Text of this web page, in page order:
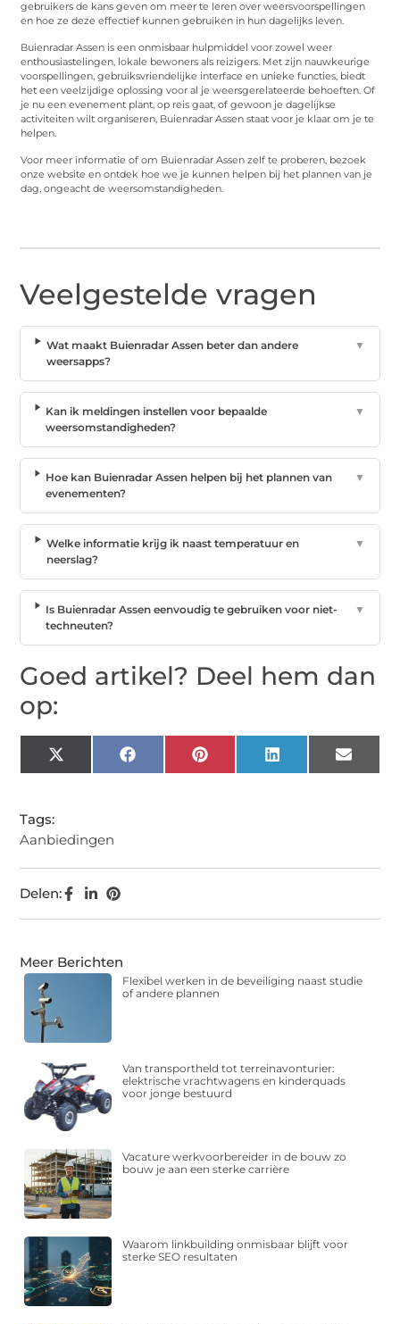
gebruikers de kans geven om meer te leren over weersvoorspellingen
en hoe ze deze effectief kunnen gebruiken in hun dagelijks leven.
Buienradar Assen is een onmisbaar hulpmiddel voor zowel weer
enthousiastelingen, lokale bewoners als reizigers. Met zijn nauwkeurige
voorspellingen, gebruiksvriendelijke interface en unieke functies, biedt
het een veelzijdige oplossing voor al je weersgerelateerde behoeften. Of
je nu een evenement plant, op reis gaat, of gewoon je dagelijkse
activiteiten wilt organiseren, Buienradar Assen staat voor je klaar om je te
helpen.
Voor meer informatie of om Buienradar Assen zelf te proberen, bezoek
onze website en ontdek hoe we je kunnen helpen bij het plannen van je
dag, ongeacht de weersomstandigheden.
Veelgestelde vragen
Wat maakt Buienradar Assen beter dan andere
weersapps?
▼
Kan ik meldingen instellen voor bepaalde
weersomstandigheden?
▼
Hoe kan Buienradar Assen helpen bij het plannen van
evenementen?
▼
Welke informatie krijg ik naast temperatuur en
neerslag?
▼
Is Buienradar Assen eenvoudig te gebruiken voor niet-
techneuten?
▼
Goed artikel? Deel hem dan
op:
X
Facebook Pinterest LinkedIn Email
Tags:
Aanbiedingen
Delen:
Meer Berichten
Flexibel werken in de beveiliging naast studie
of andere plannen
Van transportheld tot terreinavonturier:
elektrische vrachtwagens en kinderquads
voor jonge bestuurd
Vacature werkvoorbereider in de bouw zo
bouw je aan een sterke carrière
Waarom linkbuilding onmisbaar blijft voor
sterke SEO resultaten